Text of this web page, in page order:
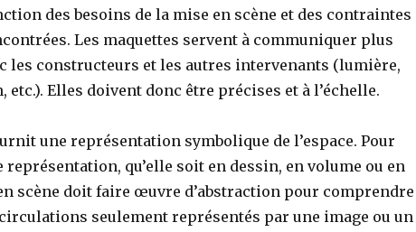
des besoins de la mise en scène et des contraintes
Les maquettes servent à communiquer plus
les constructeurs et les autres intervenants (lumière,
etc.). Elles doivent donc être précises et à l’échelle.
une représentation symbolique de l’espace. Pour
représentation, qu’elle soit en dessin, en volume ou en
scène doit faire œuvre d’abstraction pour comprendre
circulations seulement représentés par une image ou un